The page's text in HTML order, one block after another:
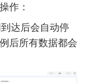
作：
达后会自动停
后所有数据都会